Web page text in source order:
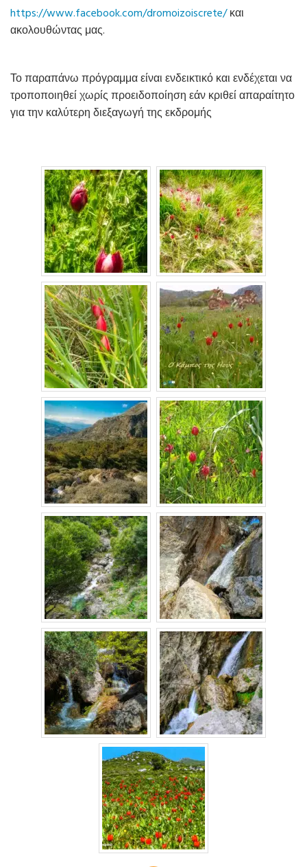
https://www.facebook.com/dromoizoiscrete/και
ακολουθώντας μας.
Το παραπάνω πρόγραμμα είναι ενδεικτικό και ενδέχεται να
τροποποιηθεί χωρίς προειδοποίηση εάν κριθεί απαραίτητο
για την καλύτερη διεξαγωγή της εκδρομής